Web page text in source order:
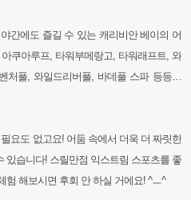
간에도 즐길 수 있는 캐리비안 베이의 어
쿠아루프, 타워부메랑고, 타워래프트, 와
처풀, 와일드리버풀, 바데풀 스파 등등…
요도 없고요! 어둠 속에서 더욱 더 짜릿한
있습니다! 스릴만점 익스트림 스포츠를 좋
험 해보시면 후회 안 하실 거에요! ^ㅡ^